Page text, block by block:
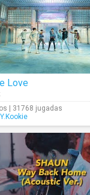
Love
| 31768 jugadas